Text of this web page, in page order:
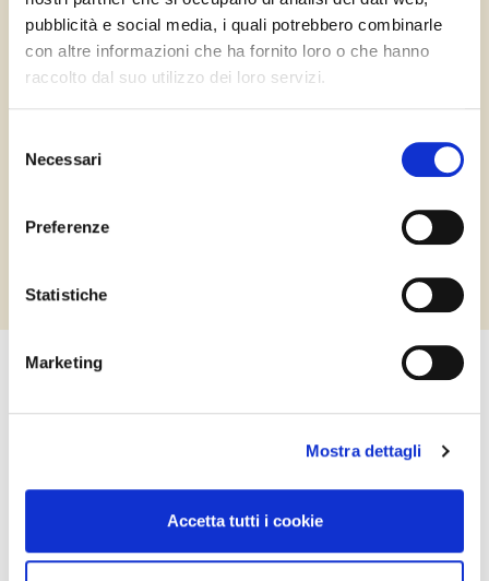
pubblicità e social media, i quali potrebbero combinarle
con altre informazioni che ha fornito loro o che hanno
raccolto dal suo utilizzo dei loro servizi.
delNecessari
Preferenze
Statistiche
Marketing
Mostra dettagli
Accetta tutti i cookie
Contattaci per informazioni e prenotazioni